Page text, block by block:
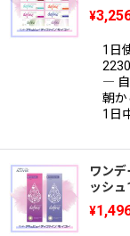
並び順:
¥
1日
― 自
朝か
1日
ワン
ッシュ
¥